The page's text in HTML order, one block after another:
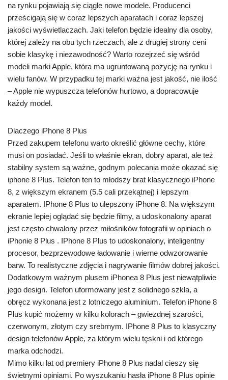
na rynku pojawiają się ciągle nowe modele. Producenci
prześcigają się w coraz lepszych aparatach i coraz lepszej
jakości wyświetlaczach. Jaki telefon będzie idealny dla osoby,
której zależy na obu tych rzeczach, ale z drugiej strony ceni
sobie klasykę i niezawodność? Warto rozejrzeć się wśród
modeli marki Apple, która ma ugruntowaną pozycję na rynku i
wielu fanów. W przypadku tej marki ważna jest jakość, nie ilość
– Apple nie wypuszcza telefonów hurtowo, a dopracowuje
każdy model.
Dlaczego iPhone 8 Plus
Przed zakupem telefonu warto określić główne cechy, które
musi on posiadać. Jeśli to właśnie ekran, dobry aparat, ale też
stabilny system są ważne, godnym polecania może okazać się
iphone 8 Plus. Telefon ten to młodszy brat klasycznego iPhone
8, z większym ekranem (5.5 cali przekątnej) i lepszym
aparatem. IPhone 8 Plus to ulepszony iPhone 8. Na większym
ekranie lepiej oglądać się będzie filmy, a udoskonalony aparat
jest często chwalony przez miłośników fotografii w opiniach o
iPhonie 8 Plus . IPhone 8 Plus to udoskonalony, inteligentny
procesor, bezprzewodowe ładowanie i wierne odwzorowanie
barw. To realistyczne zdjęcia i nagrywanie filmów dobrej jakości.
Dodatkowym ważnym plusem iPhonea 8 Plus jest niewątpliwie
jego design. Telefon uformowany jest z solidnego szkła, a
obręcz wykonana jest z lotniczego aluminium. Telefon iPhone 8
Plus kupić możemy w kilku kolorach – gwiezdnej szarości,
czerwonym, złotym czy srebrnym. IPhone 8 Plus to klasyczny
design telefonów Apple, za którym wielu tęskni i od którego
marka odchodzi.
Mimo kilku lat od premiery iPhone 8 Plus nadal cieszy się
świetnymi opiniami. Po wyszukaniu hasła iPhone 8 Plus opinie